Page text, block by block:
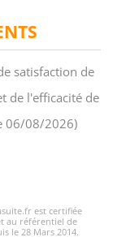
satisfaction de
de l'efficacité de
06/08/2026)
est certifiée
au référentiel de
le 28 Mars 2014.